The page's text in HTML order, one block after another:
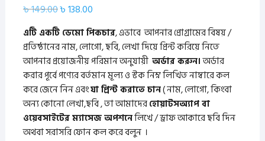
৳149.00Original
price
was:
৳ 149.00.
৳138.00Current
is:
৳ 138.00.
এটি একটি ডেমো পিকচার, এভাবে আপনার প্রোগ্রামের বিষয় /
প্রতিষ্ঠানের নাম, লোগো, ছবি, লেখা দিয়ে প্রিন্ট করিয়ে নিতে
আপনার প্রয়োজনীয় পরিমান অনুযায়ী অর্ডার করুন।অর্ডার
করার পূর্বেপণ্যের বর্তমান মূল্য ও স্টকনিম্ন লিখিতনাম্বারে কল
করে জেনে নিনএবংযা প্রিন্ট করাতে চান( নাম, লোগো, কিংবা
অন্য কোনো লেখা,ছবি , তা আমাদেরহোয়াটসঅ্যাপ বা
ওয়েবসাইটের ম্যাসেজ অপশনেলিখে / ড্রাফ আকারে ছবি দিন
অথবা সরাসরি ফোন কল করে বলুন ।